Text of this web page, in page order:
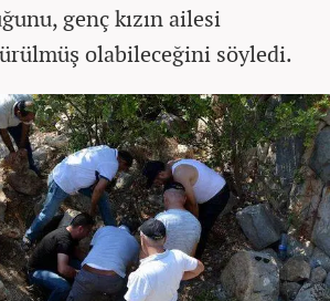
genç kızın ailesi
olabileceğini söyledi.